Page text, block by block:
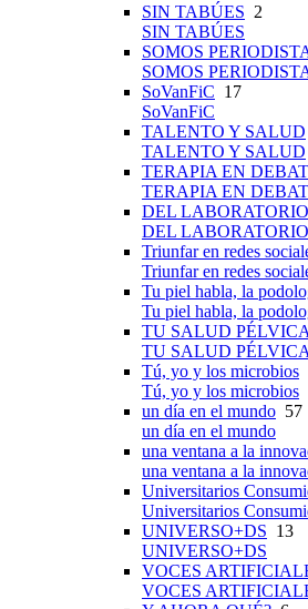
SIN TABÚES 2
SIN TABÚES
SOMOS
SOMOS
SoVanFiC 17
SoVanFiC
TALENTO Y SALUD
TALENTO Y SALUD
TERAPIA EN
TERAPIA EN
DEL
DEL
Triunfar en redes
Triunfar en redes
Tu piel habla, la
Tu piel habla, la
TU SALUD PÉLVICA
TU SALUD PÉLVICA
Tú, yo y los microbios
Tú, yo y los microbios
un día en el mundo 57
un día en el mundo
una ventana a la
una ventana a la
Universitarios
Universitarios
UNIVERSO+DS 13
UNIVERSO+DS
VOCES
VOCES